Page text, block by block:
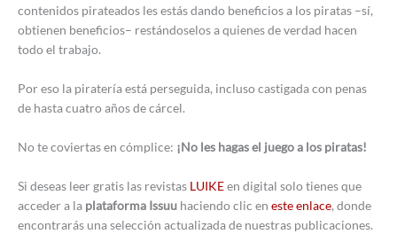
contenidos pirateados les estás dando beneficios a los piratas –sí,
obtienen beneficios– restándoselos a quienes de verdad hacen
todo el trabajo.
Por eso la piratería está perseguida, incluso castigada con penas
de hasta cuatro años de cárcel.
No te coviertas en cómplice: ¡No les hagas el juego a los piratas!
Si deseas leer gratis las revistas LUIKEen digital solo tienes que
acceder a la plataforma Issuu haciendo clic en este enlace, donde
encontrarás una selección actualizada de nuestras publicaciones.